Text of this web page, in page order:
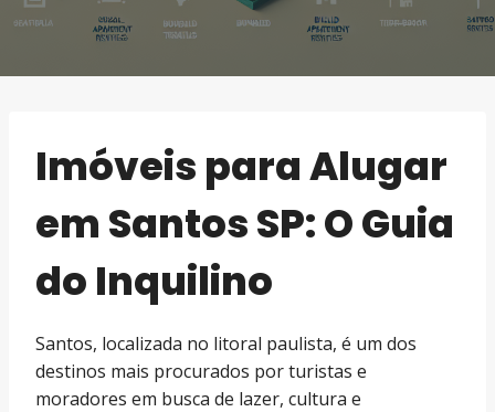
Imóveis para Alugar
em Santos SP: O Guia
do Inquilino
Santos, localizada no litoral paulista, é um dos
destinos mais procurados por turistas e
moradores em busca de lazer, cultura e